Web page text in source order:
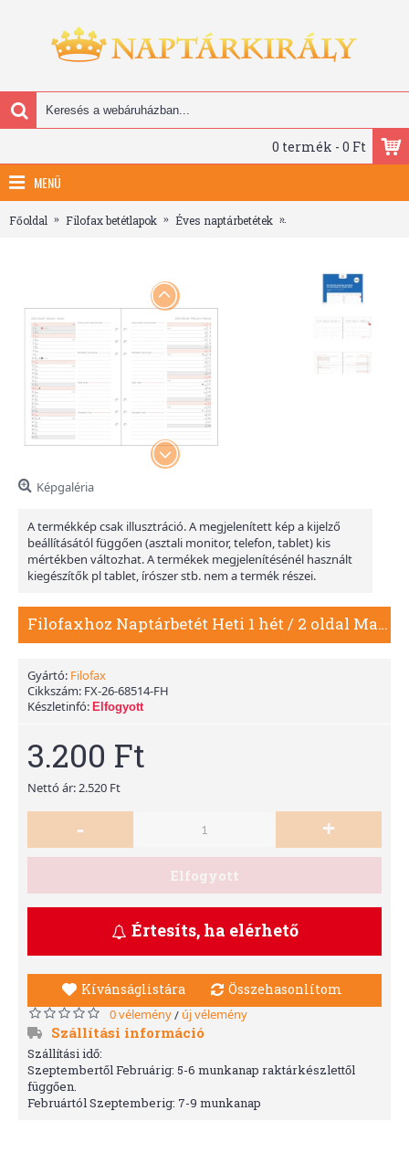
0 termék - 0 Ft
MENÜ
Főoldal Filofax betétlapok Éves naptárbetétek
Képgaléria
A termékkép csak illusztráció. A megjelenített kép a kijelző
beállításától függően (asztali monitor, telefon, tablet) kis
mértékben változhat. A termékek megjelenítésénél használt
kiegészítők pl tablet, írószer stb. nem a termék részei.
Filofaxhoz Naptárbetét Heti 1 hét / 2 oldal Magyar Oszlopos elrendezés (H-GB-D) A5 2026 Fehér
Gyártó: Filofax
Cikkszám: FX-26-68514-FH
Készletinfó: Elfogyott
3.200 Ft
Nettó ár: 2.520 Ft
- +
Elfogyott
Értesíts, ha elérhető
Kívánságlistára Összehasonlítom
0 vélemény/ új vélemény
Szállítási információ
Szállítási idő:
Szeptembertől Februárig: 5-6 munkanap raktárkészlettől
függően.
Februártól Szeptemberig: 7-9 munkanap